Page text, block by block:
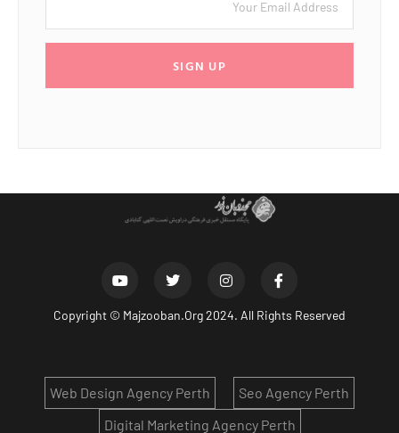
SIGN UP
Copyright © Majzooban.Org2024. All Rights Reserved
Seo Agency Perth
Web Design Agency Perth
Digital Marketing Agency Perth